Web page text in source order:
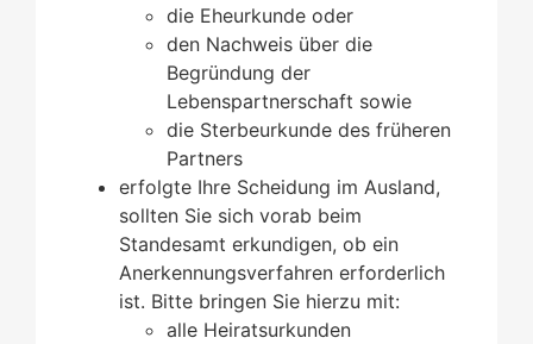
die Eheurkunde oder
den Nachweis über die
Begründung der
Lebenspartnerschaft sowie
die Sterbeurkunde des früheren
Partners
erfolgte Ihre Scheidung im Ausland,
sollten Sie sich vorab beim
Standesamt erkundigen, ob ein
Anerkennungsverfahren erforderlich
ist. Bitte bringen Sie hierzu mit:
alle Heiratsurkunden